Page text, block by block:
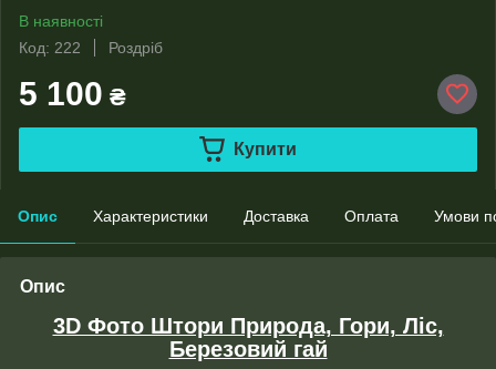
В наявності
Код: 222
Роздріб
5 100 ₴
Купити
Опис Характеристики Доставка Оплата Умови
Опис
3D Фото Штори Природа, Гори, Ліс,
Березовий гай